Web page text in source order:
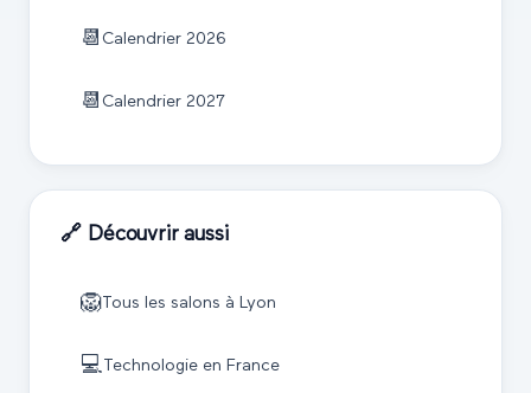
📆 Calendrier 2026
📆 Calendrier 2027
🔗 Découvrir aussi
🦁 Tous les salons à Lyon
💻 Technologieen France